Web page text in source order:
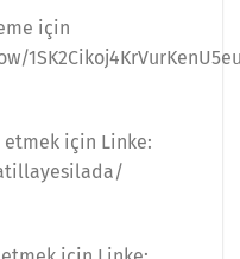
için
etmek için Linke: